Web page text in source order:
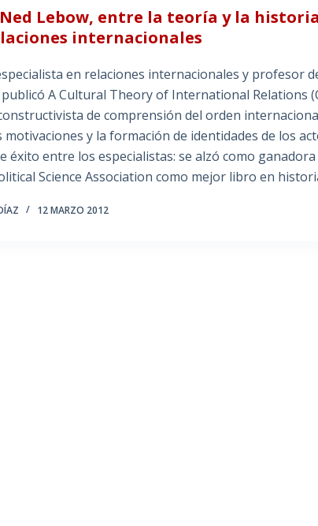
Lebow, entre la teoría y la
internacionales
en relaciones internacionales y profesor
A Cultural Theory of International Relations
de comprensión del orden
motivaciones y la formación de identidades de los
éxito entre los especialistas: se alzó como
Science Association como mejor libro en
12 MARZO 2012